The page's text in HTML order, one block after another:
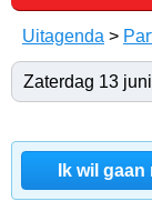
Uitagenda >
Zaterdag 13